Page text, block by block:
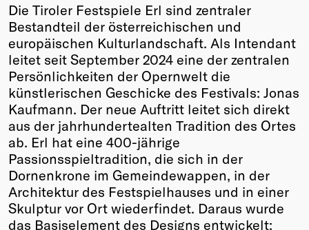
Die Tiroler Festspiele Erl sind zentraler
Bestandteil der österreichischen und
europäischen Kulturlandschaft. Als Intendant
leitet seit September 2024 eine der zentralen
Persönlichkeiten der Opernwelt die
künstlerischen Geschicke des Festivals: Jonas
Kaufmann. Der neue Auftritt leitet sich direkt
aus der jahrhundertealten Tradition des Ortes
ab. Erl hat eine 400-jährige
Passionsspieltradition, die sich in der
Dornenkrone im Gemeindewappen, in der
Architektur des Festspielhauses und in einer
Skulptur vor Ort wiederfindet. Daraus wurde
das Basiselement des Designs entwickelt: